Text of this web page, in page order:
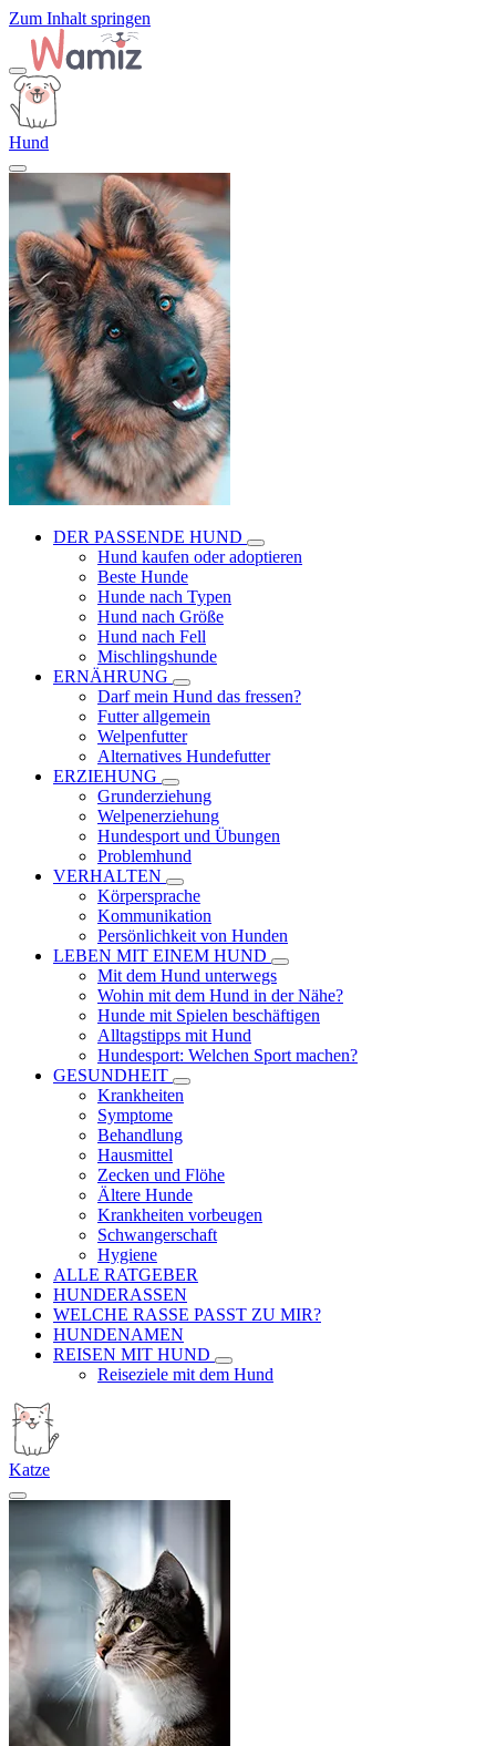
Zum Inhalt springen
Hund
DER PASSENDE HUND
Hund kaufen oder adoptieren
Beste Hunde
Hunde nach Typen
Hund nach Größe
Hund nach Fell
Mischlingshunde
ERNÄHRUNG
Darf mein Hund das fressen?
Futter allgemein
Welpenfutter
Alternatives Hundefutter
ERZIEHUNG
Grunderziehung
Welpenerziehung
Hundesport und Übungen
Problemhund
VERHALTEN
Körpersprache
Kommunikation
Persönlichkeit von Hunden
LEBEN MIT EINEM HUND
Mit dem Hund unterwegs
Wohin mit dem Hund in der Nähe?
Hunde mit Spielen beschäftigen
Alltagstipps mit Hund
Hundesport: Welchen Sport machen?
GESUNDHEIT
Krankheiten
Symptome
Behandlung
Hausmittel
Zecken und Flöhe
Ältere Hunde
Krankheiten vorbeugen
Schwangerschaft
Hygiene
ALLE RATGEBER
HUNDERASSEN
WELCHE RASSE PASST ZU MIR?
HUNDENAMEN
REISEN MIT HUND
Reiseziele mit dem Hund
Katze